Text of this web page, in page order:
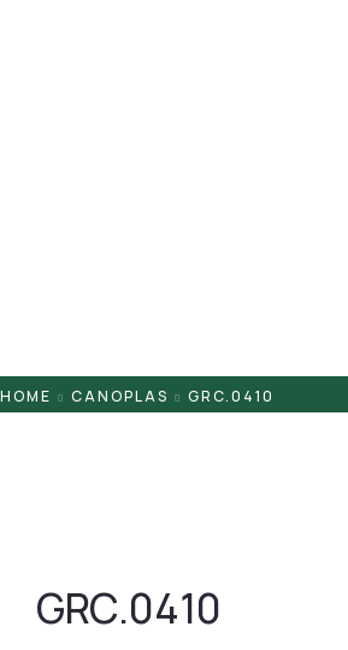
HOME CANOPLAS GRC.0410
GRC.0410